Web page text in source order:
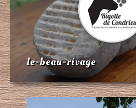
le-beau-rivage